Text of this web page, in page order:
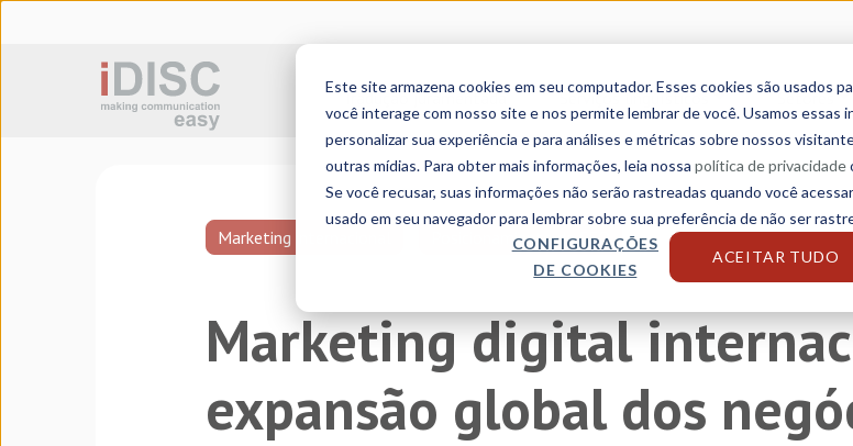
Este site armazena cookies em seu computador. Esses cookies são usados
você interage com nosso site e nos permite lembrar de você. Usamos essas
personalizar sua experiência e para análises e métricas sobre nossos
outras mídias. Para obter mais informações, leia nossa política de privacidade
Se você recusar, suas informações não serão rastreadas quando você
usado em seu navegador para lembrar sobre sua preferência de não ser
CONFIGURAÇÕES
DE COOKIES
ACEITAR TUDO
Tradução juramentada Serviços linguísticos Setores
Marketing internacional Posicionamiento de SEO
Marketing digital
expansão global dos